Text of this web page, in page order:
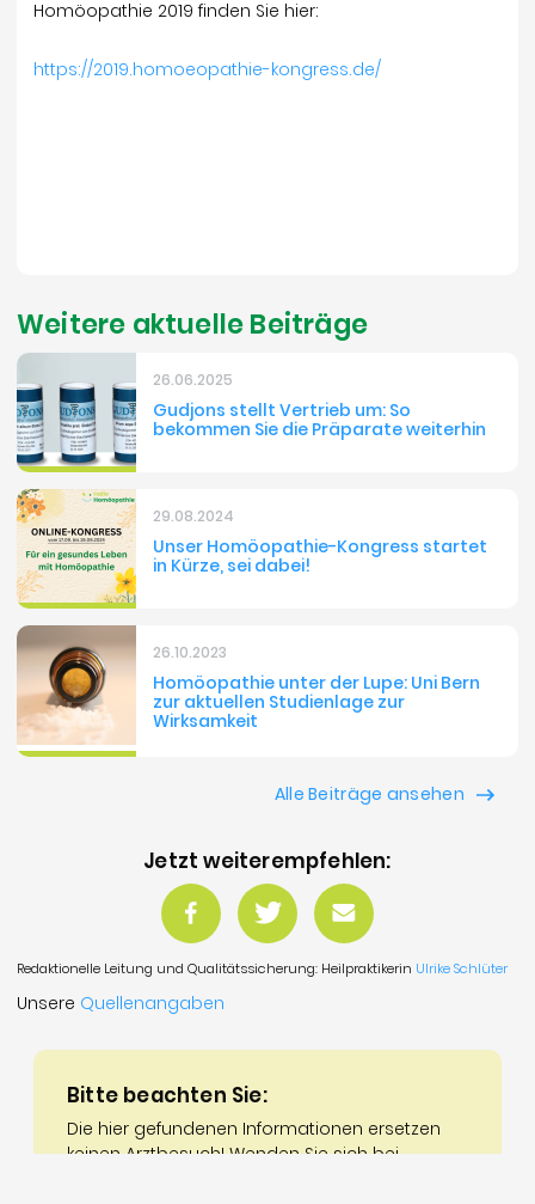
Homöopathie 2019 finden Sie hier:
https://2019.homoeopathie-kongress.de/
Weitere aktuelle Beiträge
26.06.2025
Gudjons stellt Vertrieb um: So
bekommen Sie die Präparate weiterhin
29.08.2024
Unser Homöopathie-Kongress startet
in Kürze, sei dabei!
26.10.2023
Homöopathie unter der Lupe: Uni Bern
zur aktuellen Studienlage zur
Wirksamkeit
Alle Beiträge ansehen
Jetzt weiterempfehlen:
Redaktionelle Leitung und Qualitätssicherung: Heilpraktikerin Ulrike Schlüter
Unsere Quellenangaben
Bitte beachten Sie:
Die hier gefundenen Informationen ersetzen
keinen Arztbesuch! Wenden Sie sich bei